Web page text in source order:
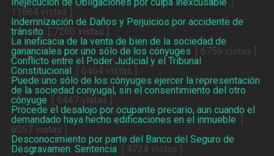
Inejecución de Obligaciones por culpa inexcusable
11864 vistas ]
Indemnización de Daños y Perjuicios por accidente de
tránsito [ 7260 vistas ]
La ineficacia de la venta de bien de la sociedad de
gananciales por uno sólo de los cónyuges [ 6756 vistas ]
Conflicto entre el Poder Judicial y el Tribunal
Constitucional
[ 6464 vistas ]
Puede uno sólo de los cónyuges ejercer la representación
de la sociedad conyugal, sin el consentimiento del otro
cónyuge [ 6447 vistas ]
Procede el desalojo por ocupante precario, aun cuando el
demandado haya hecho edificaciones en el inmueble
6057 vistas ]
Desconocimiento por parte del Banco del Seguro de
Desgravamen. Sentencia[ 4724 vistas ]